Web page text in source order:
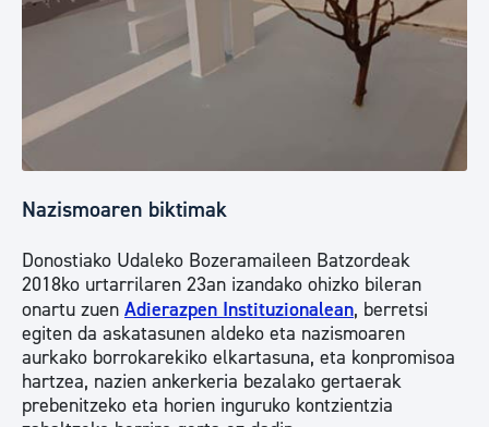
Nazismoaren biktimak
Donostiako Udaleko Bozeramaileen Batzordeak
2018ko urtarrilaren 23an izandako ohizko bileran
onartu zuen Adierazpen Instituzionalean, berretsi
egiten da askatasunen aldeko eta nazismoaren
aurkako borrokarekiko elkartasuna, eta konpromisoa
hartzea, nazien ankerkeria bezalako gertaerak
prebenitzeko eta horien inguruko kontzientzia